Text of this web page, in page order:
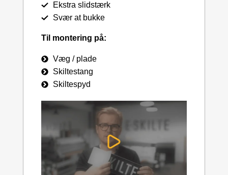
Ekstra slidstærk
Svær at bukke
Til montering på:
Væg / plade
Skiltestang
Skiltespyd